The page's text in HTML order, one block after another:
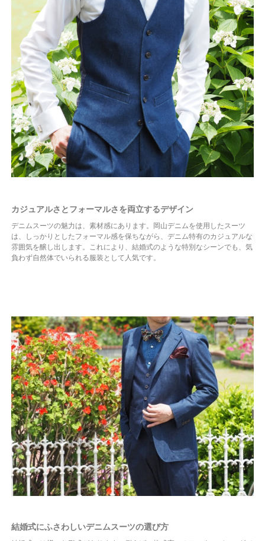
カジュアルさとフォーマルさを両立するデザイン
デニムスーツの魅力は、素材感にあります。岡山デニムを使用したスーツ
は、しっかりとしたフォーマル感を保ちながら、デニム特有のカジュアルな
雰囲気を醸し出します。これにより、結婚式のような特別なシーンでも、気
負わず自然体でいられる服装として人気です。
結婚式にふさわしいデニムスーツの選び方